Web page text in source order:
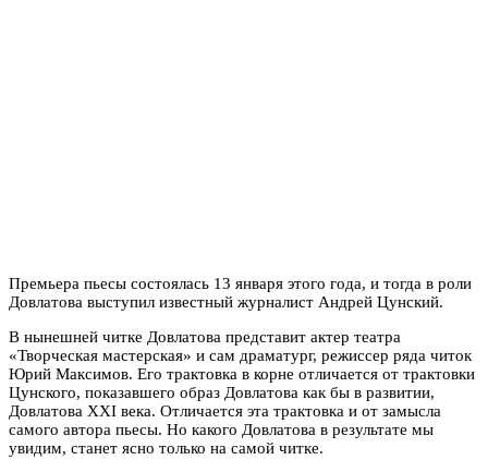
Премьера пьесы состоялась 13 января этого года, и тогда в роли
Довлатова выступил известный журналист Андрей Цунский.
В нынешней читке Довлатова представит актер театра
«Творческая мастерская» и сам драматург, режиссер ряда читок
Юрий Максимов. Его трактовка в корне отличается от трактовки
Цунского, показавшего образ Довлатова как бы в развитии,
Довлатова XXI века. Отличается эта трактовка и от замысла
самого автора пьесы. Но какого Довлатова в результате мы
увидим, станет ясно только на самой читке.